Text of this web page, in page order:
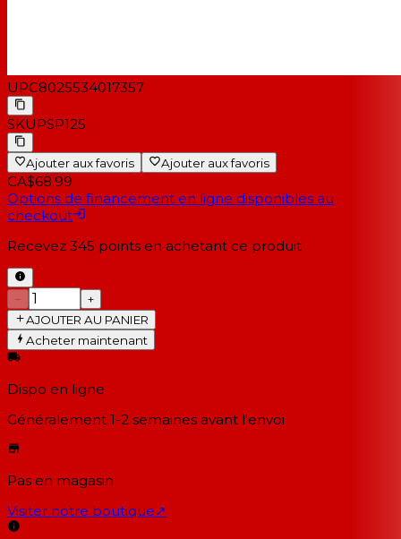
UPC8025534017357
SKUPSP125
Ajouter aux favoris Ajouter aux favoris
CA$68.99
Options de financement en ligne disponibles au
checkout
Recevez 345 points en achetant ce produit
−
+
AJOUTER AU PANIER
Acheter maintenant
Dispo en ligne
Généralement 1-2 semaines avant l'envoi
Pas en magasin
Visiter notre boutique↗